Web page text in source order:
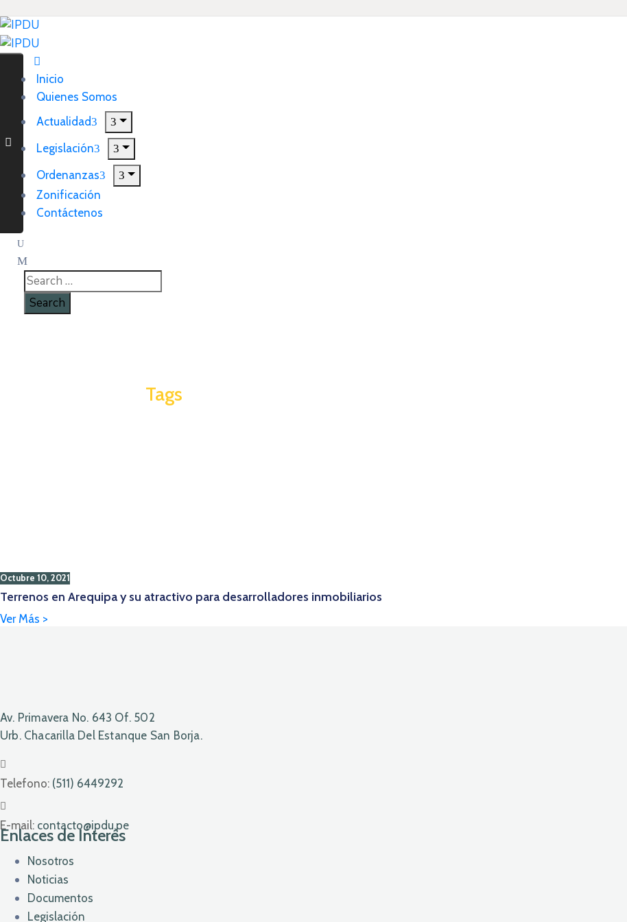
Inicio
Quienes Somos
Actualidad
Legislación
Ordenanzas
Zonificación
Contáctenos
Tags
Octubre 10, 2021
Terrenos en Arequipa y su atractivo para desarrolladores inmobiliarios
Av. Primavera No. 643 Of. 502
Urb. Chacarilla Del Estanque San Borja.
Telefono: (511) 6449292
E-mail: contacto@ipdu.pe
Enlaces de Interés
Nosotros
Noticias
Documentos
Legislación